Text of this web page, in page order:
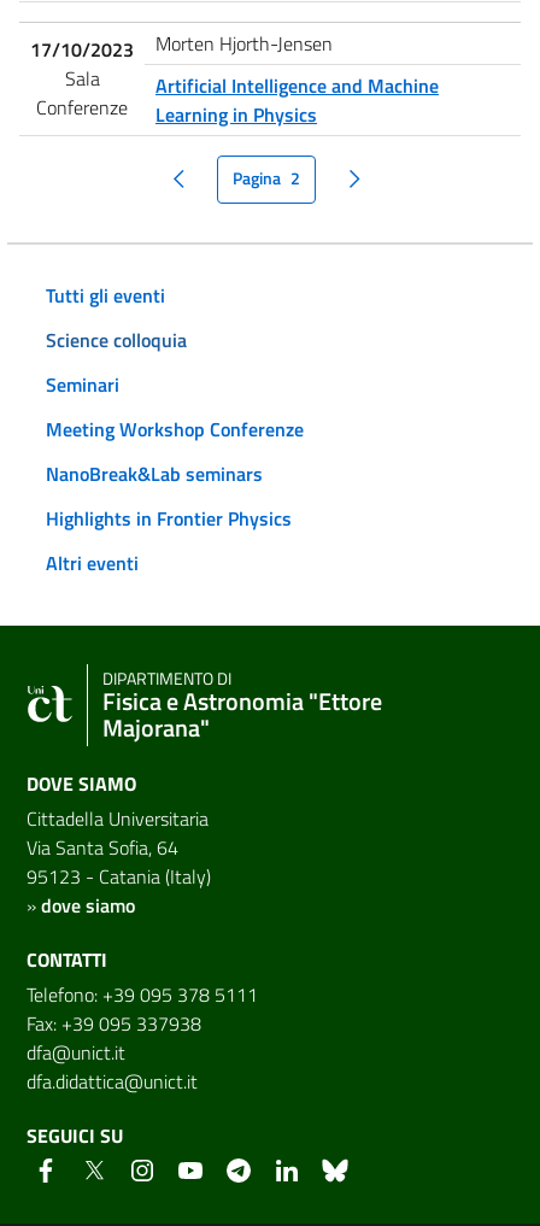
17/10/2023
Sala
Conferenze
Morten Hjorth-Jensen
Artificial Intelligence and Machine
Learning in Physics
pagina precedente
Pagina 2 pagina seguente
Tutti gli eventi
Science colloquia
Seminari
Meeting Workshop Conferenze
NanoBreak&Lab seminars
Highlights in Frontier Physics
Altri eventi
DIPARTIMENTO DI
Fisica e Astronomia "Ettore
Majorana"
DOVE SIAMO
Cittadella Universitaria
Via Santa Sofia, 64
95123 - Catania (Italy)
»dove siamo
CONTATTI
Telefono: +39 095 378 5111
Fax: +39 095 337938
dfa@unict.it
dfa.didattica@unict.it
SEGUICI SU